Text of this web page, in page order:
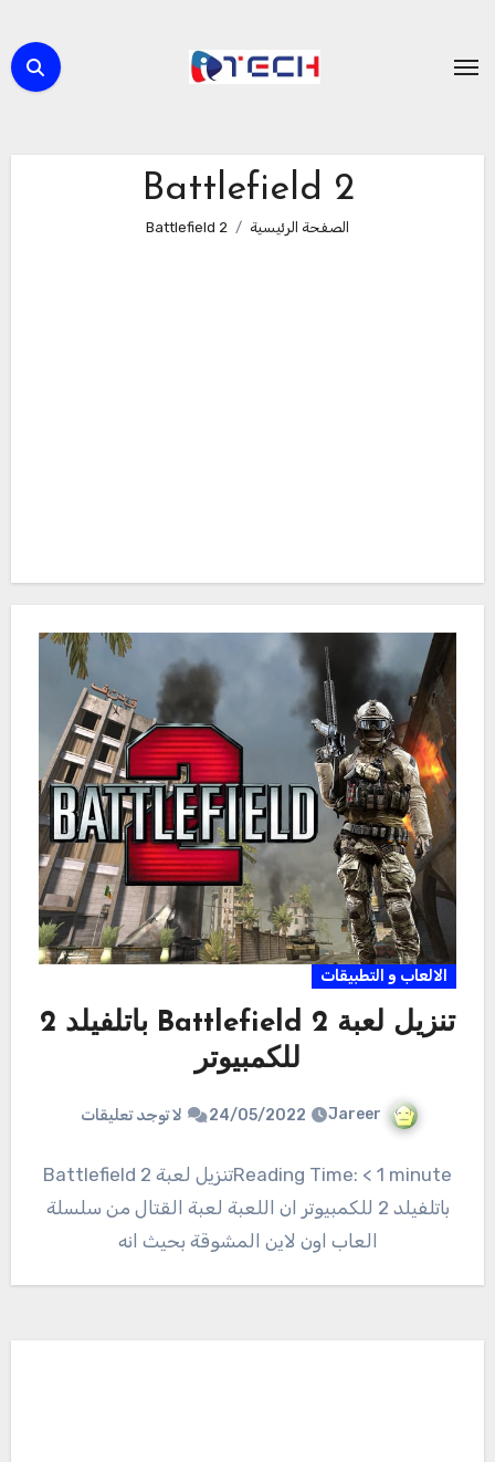
المحتوى
Battlefield 2
الصفحة الرئيسية Battlefield 2
الالعاب و التطبيقات
تنزيل لعبة Battlefield 2 باتلفيلد 2
للكمبيوتر
Jareer
24/05/2022 لا توجد تعليقات
Reading Time: < 1 minuteتنزيل لعبة Battlefield 2
باتلفيلد 2 للكمبيوتر ان اللعبة لعبة القتال من سلسلة
العاب اون لاين المشوقة بحيث انه